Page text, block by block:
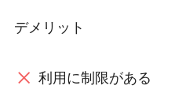
デメリット
利用に制限がある